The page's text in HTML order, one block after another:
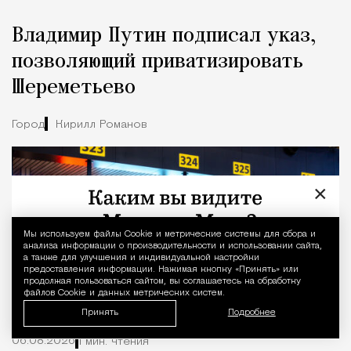
Уведомление
Мы используем файлы Сookie и метрические системы для сбора и
анализа информации о производительности и использовании сайта,
а также для улучшения и индивидуальной настройки
предоставления информации. Нажимая кнопку «Принять» или
продолжая пользоваться сайтом, вы соглашаетесь на обработку
файлов Cookie и данных метрических систем.
Принять Подробнее
Владимир Путин подписал указ,
позволяющий приватизировать
Шереметьево
Город Кирилл Романов
06.08.2026 1 мин. чтения
×